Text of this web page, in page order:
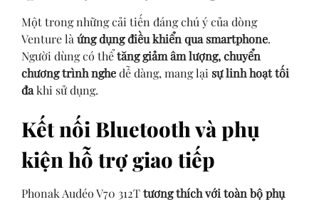
Một trong những cải tiến đáng chú ý của dòng
Venture là ứng dụng điều khiển qua smartphone.
Người dùng có thểtăng giảm âm lượng, chuyển
chương trình nghedễ dàng, mang lại sự linh hoạt tối
đakhi sử dụng.
Kết nối Bluetooth và phụ
kiện hỗ trợ giao tiếp
Phonak Audéo V70 312Ttương thích với toàn bộ phụ